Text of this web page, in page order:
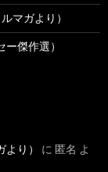
マガより）
傑作選）
り） に 匿名 よ